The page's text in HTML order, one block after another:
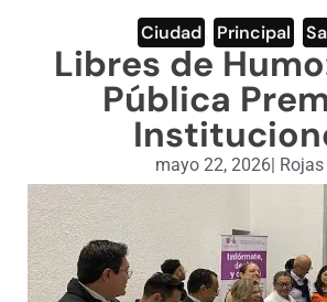
ENGLISH SECTION
VIDEOS
Ciudad Principal
Libres de
Pública
mayo 22, 2026| Rojas